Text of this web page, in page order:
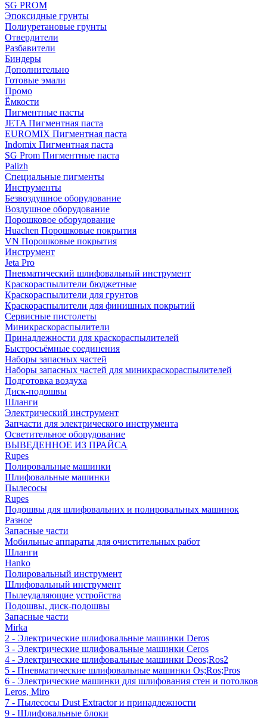
SG PROM
Эпоксидные грунты
Полиуретановые грунты
Отвердители
Разбавители
Биндеры
Дополнительно
Готовые эмали
Промо
Ёмкости
Пигментные пасты
JETA Пигментная паста
EUROMIX Пигментная паста
Indomix Пигментная паста
SG Prom Пигментные паста
Palizh
Специальные пигменты
Инструменты
Безвоздушное оборудование
Воздушное оборудование
Порошковое оборудование
Huachen Порошковые покрытия
VN Порошковые покрытия
Инструмент
Jeta Pro
Пневматический шлифовальный инструмент
Краскораспылители бюджетные
Краскораспылители для грунтов
Краскораспылители для финишных покрытий
Сервисные пистолеты
Миникраскораспылители
Принадлежности для краскораспылителей
Быстросъёмные соединения
Наборы запасных частей
Наборы запасных частей для миникраскораспылителей
Подготовка воздуха
Диск-подошвы
Шланги
Электрический инструмент
Запчасти для электрического инструмента
Осветительное оборудование
ВЫВЕДЕННОЕ ИЗ ПРАЙСА
Rupes
Полировальные машинки
Шлифовальные машинки
Пылесосы
Rupes
Подошвы для шлифовальних и полировальных машинок
Разное
Запасные части
Мобильные аппараты для очистительных работ
Шланги
Hanko
Полировальный инструмент
Шлифовальный инструмент
Пылеудаляющие устройства
Подошвы, диск-подошвы
Запасные части
Mirka
2 - Электрические шлифовальные машинки Deros
3 - Электрические шлифовальные машинки Ceros
4 - Электрические шлифовальные машинки Deos;Ros2
5 - Пневматические шлифовальные машинки Os;Ros;Pros
6 - Электрические машинки для шлифования стен и потолков
Leros, Miro
7 - Пылесосы Dust Extractor и принадлежности
9 - Шлифовальные блоки